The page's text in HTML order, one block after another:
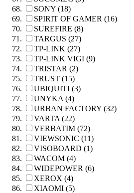
SONY (18)
SPIRIT OF GAMER (16)
SUREFIRE (8)
TARGUS (27)
TP-LINK (27)
TP-LINK VIGI (9)
TRISTAR (2)
TRUST (15)
UBIQUITI (3)
UNYKA (4)
URBAN FACTORY (32)
VARTA (22)
VERBATIM (72)
VIEWSONIC (11)
VISOBOARD (1)
WACOM (4)
WIDEPOWER (6)
XEROX (4)
XIAOMI (5)